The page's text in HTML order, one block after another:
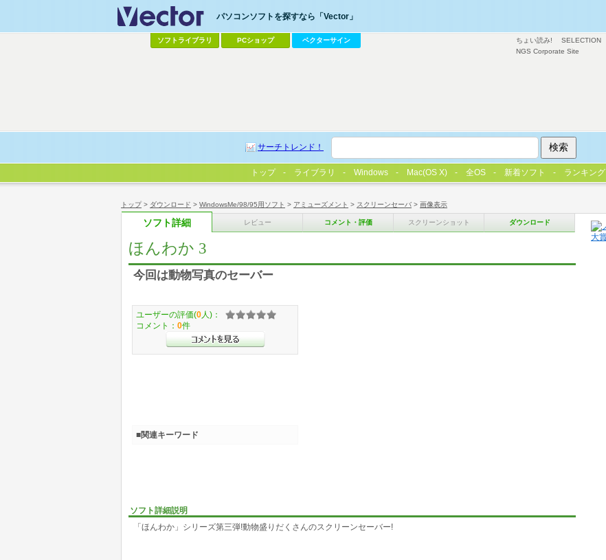
トップ> ダウンロード > WindowsMe/98/95用ソフト > アミューズメント > スクリーンセーバ > 画像表示
ソフト詳細 レビュー コメント・評価 スクリーンショット ダウンロード
ほんわか 3
今回は動物写真のセーバー
ソフト詳細説明
「ほんわか」シリーズ第三弾!動物盛りだくさんのスクリーンセーバー!
ユーザーの評価(0 人)：
コメント： 0件
■関連キーワード
ちょい読み! SELECTION
NGS Corporate Site
パソコンソフトを探すなら「Vector」
ソフトライブラリ PCショップ ベクターサイン
サーチトレンド！
トップ ライブラリ Windows Mac(OS X) 全OS 新着ソフト ランキング